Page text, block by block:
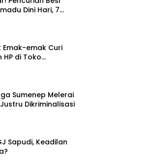
Dini Hari, 7
Polisi
emak Curi
di Toko
Terekam CCTV
Sumenep Melerai
Dikriminalisasi
Sapudi, Keadilan